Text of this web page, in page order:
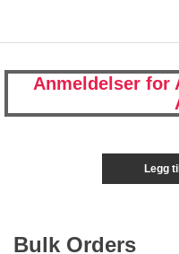
Anmeldelser for
Legg
Bulk Orders